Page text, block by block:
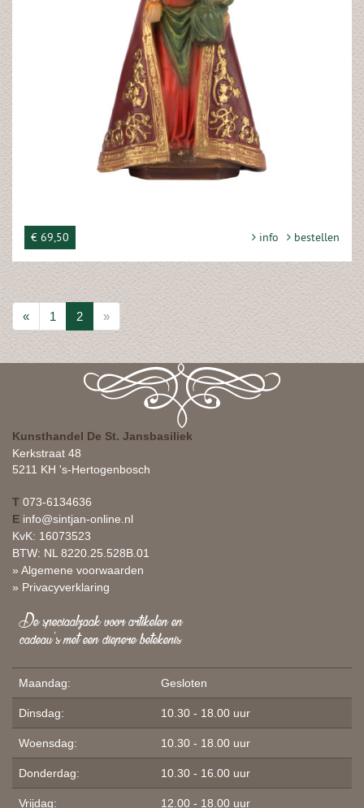
€ 69,50 info bestellen
« 1 2 »
Kunsthandel De St. Jansbasiliek
Kerkstraat 48
5211 KH 's-Hertogenbosch
T 073-6134636
E info@sintjan-online.nl
KvK: 16073523
BTW: NL 8220.25.528B.01
» Algemene voorwaarden
» Privacyverklaring
De speciaalzaak voor artikelen en
cadeau's met een diepere betekenis
Maandag: Gesloten
Dinsdag: 10.30 - 18.00 uur
Woensdag: 10.30 - 18.00 uur
Donderdag: 10.30 - 16.00 uur
Vrijdag: 12.00 - 18.00 uur